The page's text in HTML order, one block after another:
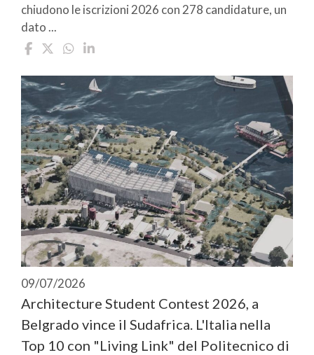
chiudono le iscrizioni 2026 con 278 candidature, un
dato ...
09/07/2026
Architecture Student Contest 2026, a
Belgrado vince il Sudafrica. L'Italia nella
Top 10 con "Living Link" del Politecnico di